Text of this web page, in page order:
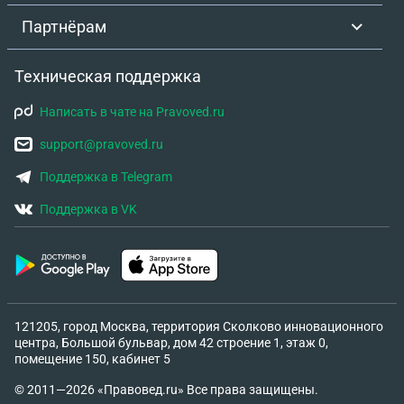
Партнёрам
Техническая поддержка
Написать в чате на Pravoved.ru
support@pravoved.ru
Поддержка в Telegram
Поддержка в VK
121205, город Москва, территория Сколково инновационного
центра, Большой бульвар, дом 42 строение 1, этаж 0,
помещение 150, кабинет 5
© 2011—2026 «Правовед.ru» Все права защищены.